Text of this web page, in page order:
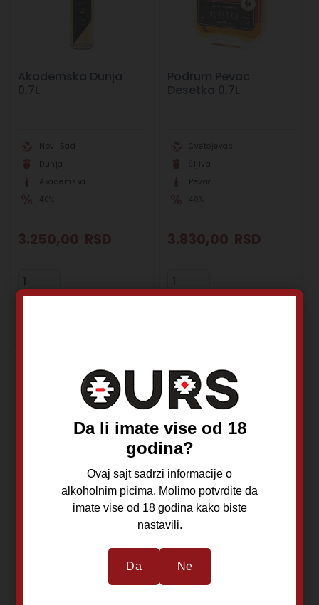
Akademska Dunja
0,7L
Novi Sad
Dunja
Akademska
40%
Podrum Pevac
Desetka 0,7L
Cvetojevac
Šljiva
Pevac
40%
Mr. Chura Silver Rum
2 Tales Gin Omaja
0,5L
Beograd
Kleka
Da li imate vise od 18
godina?
Ovaj sajt sadrzi informacije o
alkoholnim picima. Molimo potvrdite da
imate vise od 18 godina kako biste
nastavili.
Da Ne